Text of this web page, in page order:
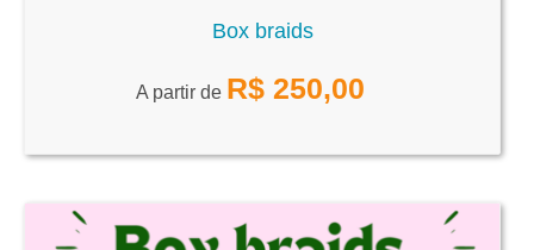
Box braids
A partir de R$ 250,00